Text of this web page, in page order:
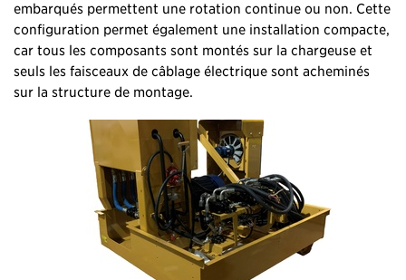
embarqués permettent une rotation continue ou non. Cette
configuration permet également une installation compacte,
car tous les composants sont montés sur la chargeuse et
seuls les faisceaux de câblage électrique sont acheminés
sur la structure de montage.